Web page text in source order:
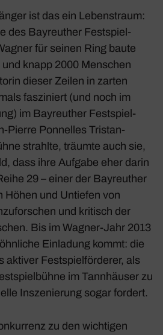
ist das ein Lebens­traum:
des Bayreu­ther Fest­spiel­
für seinen Ring baute
knapp 2000 Menschen
dieser Zeilen in zarten
faszi­niert (und noch im
im Bayreu­ther Fest­spiel­
Pierre Ponnelles Tristan-
strahlte, träumte auch sie,
dass ihre Aufgabe eher darin
29 – einer der Bayreu­ther
Höhen und Untiefen von
und kritisch der
Bis im Wagner-Jahr 2013
Einla­dung kommt: die
aktiver Fest­spiel­för­derer, als
im Tann­häuser zu
Insze­nie­rung sogar fordert.
zu den wich­tigen